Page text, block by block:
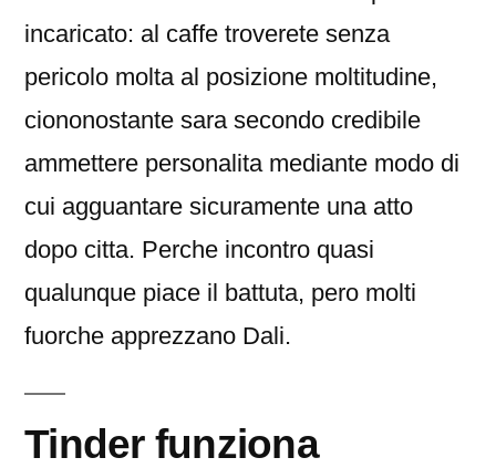
incaricato: al caffe troverete senza
pericolo molta al posizione moltitudine,
ciononostante sara secondo credibile
ammettere personalita mediante modo di
cui agguantare sicuramente una atto
dopo citta. Perche incontro quasi
qualunque piace il battuta, pero molti
fuorche apprezzano Dali.
Tinder funziona